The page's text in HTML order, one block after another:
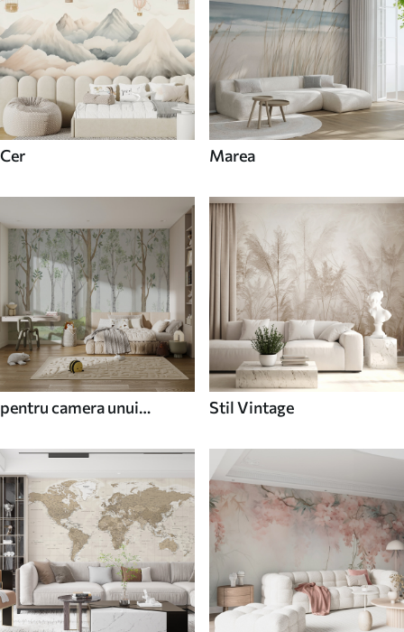
Cer Marea
pentru camera unui
Stil Vintage